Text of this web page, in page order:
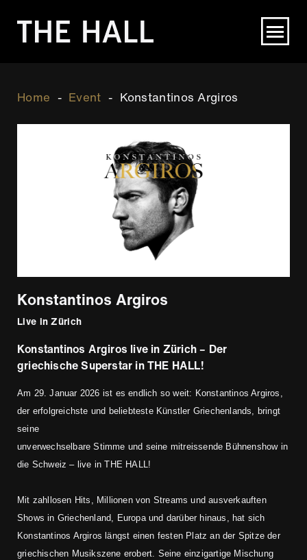
zum
Breadcrumb
Home Event Konstantinos Argiros
Konstantinos Argiros
Live in Zürich
Konstantinos Argiros live in Zürich – Der
griechische Superstar in THE HALL!
Am 29. Januar 2026 ist es endlich so weit: Konstantinos Argiros,
der erfolgreichste und beliebteste Künstler Griechenlands, bringt
seine
unverwechselbare Stimme und seine mitreissende Bühnenshow in
die Schweiz – live in THE HALL!
Mit zahllosen Hits, Millionen von Streams und ausverkauften
Shows in Griechenland, Europa und darüber hinaus, hat sich
Konstantinos Argiros längst einen festen Platz an der Spitze der
griechischen Musikszene erobert. Seine einzigartige Mischung